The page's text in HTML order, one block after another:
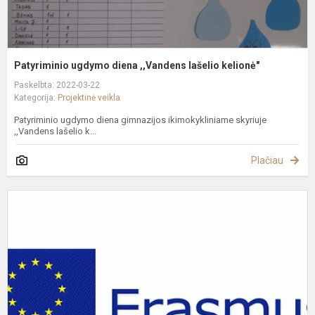
Patyriminio ugdymo diena ,,Vandens lašelio kelionė"
Paskelbta: 2022-03-22
Kategorija: Projektinė veikla
Patyriminio ugdymo diena gimnazijos ikimokykliniame skyriuje
,,Vandens lašelio k...
Plačiau